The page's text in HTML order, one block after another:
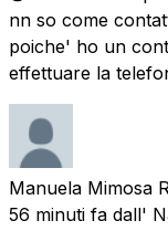
nn so come
poiche' ho un
effettuare la
Manuela Mimosa
56 minuti fa dall'